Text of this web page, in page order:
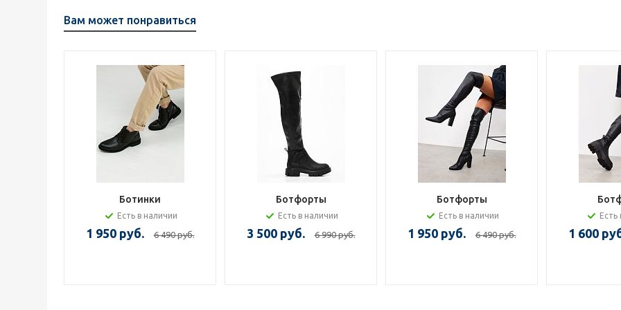
Вам может понравиться
Ботинки
Есть в наличии
1 950 руб. 6 490 руб.
Ботфорты
Есть в наличии
3 500 руб. 6 990 руб.
Ботфорты
Есть в наличии
1 950 руб. 6 490 руб.
Есть
1 600